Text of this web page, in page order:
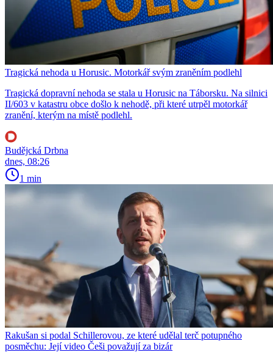
Tragická nehoda u Horusic. Motorkář svým zraněním podlehl
Tragická dopravní nehoda se stala u Horusic na Táborsku. Na silnici
II/603 v katastru obce došlo k nehodě, při které utrpěl motorkář
zranění, kterým na místě podlehl.
Budějcká Drbna
dnes, 08:26
1 min
Rakušan si podal Schillerovou, ze které udělal terč potupného
posměchu: Její video Češi považují za bizár